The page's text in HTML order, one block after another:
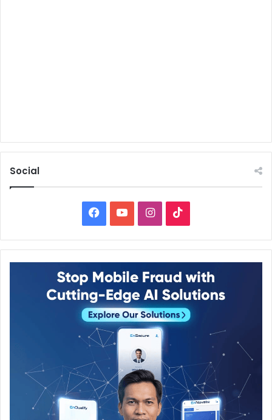
Social
Facebook
YouTubeInstagram